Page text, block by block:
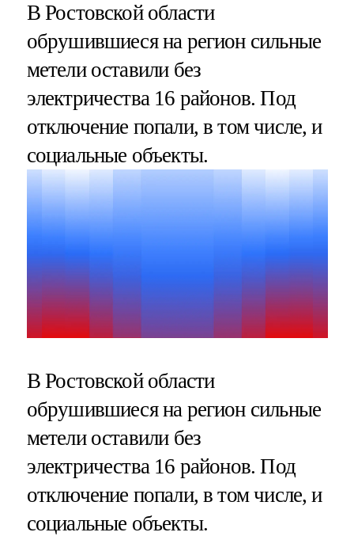
В Ростовской области
обрушившиеся на регион сильные
метели оставили без
электричества 16 районов. Под
отключение попали, в том числе, и
социальные объекты.
В Ростовской области
обрушившиеся на регион сильные
метели оставили без
электричества 16 районов. Под
отключение попали, в том числе, и
социальные объекты.